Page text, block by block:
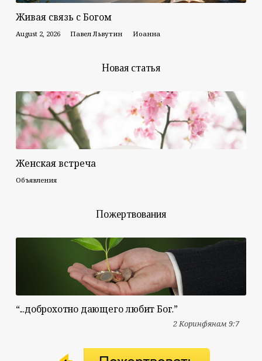
Живая связь с Богом
August 2, 2026 Павел Львутин Иоанна
Новая статья
Женская встреча
Объявления
Пожертвования
“...доброхотно дающего любит Бог.”
2 Коринфянам 9:7